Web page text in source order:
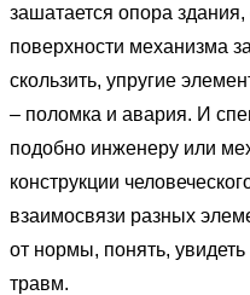
зашатается опора
поверхности механизма
скользить, упругие
– поломка и авария. И
подобно инженеру или
конструкции
взаимосвязи разных
от нормы, понять,
травм.